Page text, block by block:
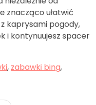
znacząco ułatwić
kaprysami pogody,
i kontynuujesz spacer
, zabawki bing,